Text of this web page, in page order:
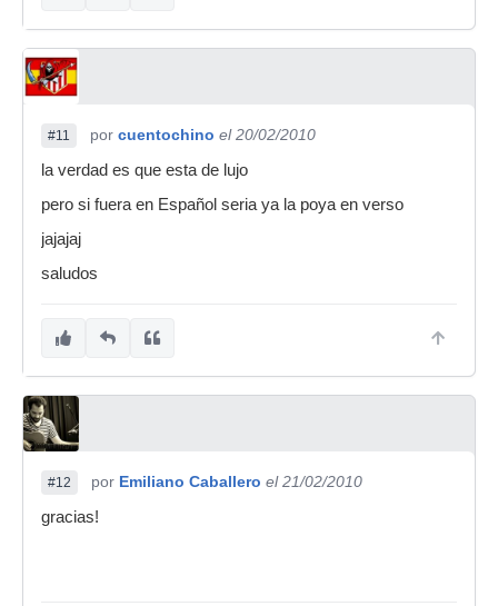
#11 por cuentochino el 20/02/2010
la verdad es que esta de lujo
pero si fuera en Español seria ya la poya en verso
jajajaj
saludos
#12 por Emiliano Caballero el 21/02/2010
gracias!